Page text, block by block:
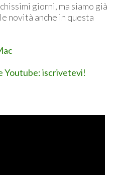
giorni, ma siamo già
novità anche in questa
Youtube: iscrivetevi!